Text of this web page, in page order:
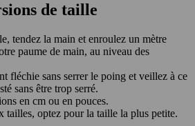
de taille
tendez la main et enroulez un mètre
paume de main, au niveau des
fléchie sans serrer le poing et veillez à ce
sans être trop serré.
en cm ou en pouces.
tailles, optez pour la taille la plus petite.